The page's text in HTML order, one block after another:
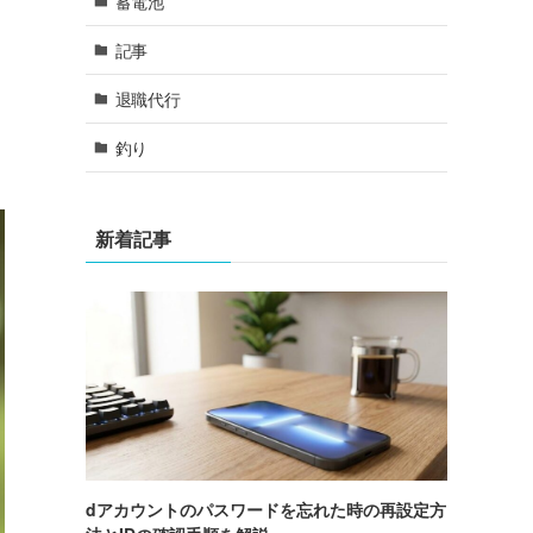
記事
退職代行
釣り
新着記事
dアカウントのパスワードを忘れた時の再設定方